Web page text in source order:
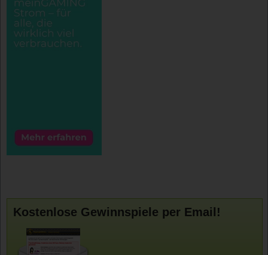
Kostenlose Gewinnspiele per Email!